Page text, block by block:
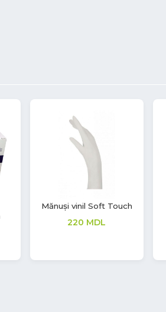
Mască din bumbac cu